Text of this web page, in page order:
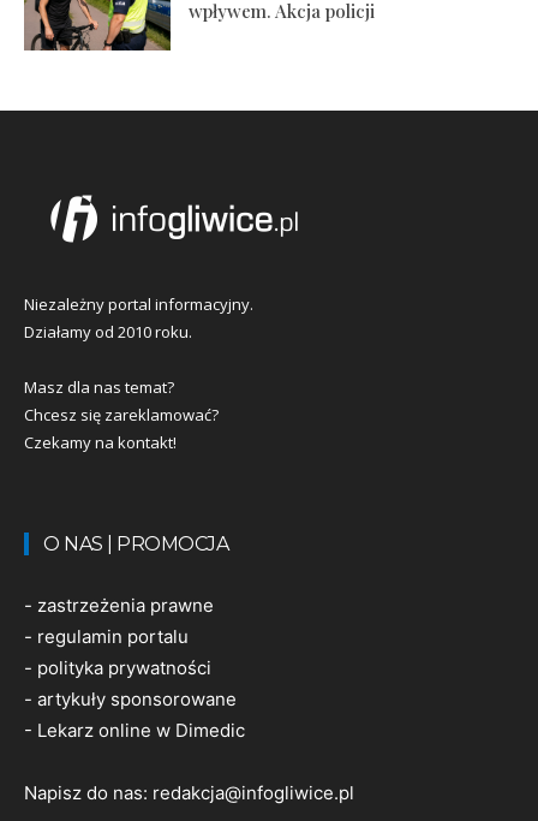
wpływem. Akcja policji
Niezależny portal informacyjny.
Działamy od 2010 roku.
Masz dla nas temat?
Chcesz się zareklamować?
Czekamy na kontakt!
O NAS | PROMOCJA
- zastrzeżenia prawne
- regulamin portalu
- polityka prywatności
- artykuły sponsorowane
- Lekarz online w Dimedic
Napisz do nas: redakcja@infogliwice.pl